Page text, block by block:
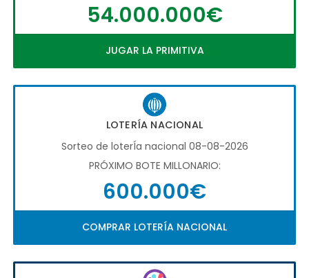
54.000.000€
JUGAR LA PRIMITIVA
LOTERÍA NACIONAL
Sorteo de loterÍa nacional 08-08-2026
PRÓXIMO BOTE MILLONARIO:
600.000€
COMPRAR LOTERÍA NACIONAL